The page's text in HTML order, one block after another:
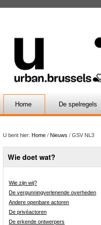
Home De spelregels
U bent hier: Home / Nieuws / GSV NL3
Wie doet wat?
Wie zijn wij?
De vergunningverlenende overheden
Andere openbare actoren
De privéactoren
De erkende ontwerpers